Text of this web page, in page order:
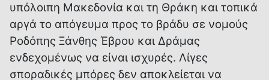
υπόλοιπη Μακεδονία και τη Θράκη και τοπικά
αργά το απόγευμα προς το βράδυ σε νομούς
Ροδόπης Ξάνθης Έβρου και Δράμας
ενδεχομένως να είναι ισχυρές. Λίγες
σποραδικές μπόρες δεν αποκλείεται να